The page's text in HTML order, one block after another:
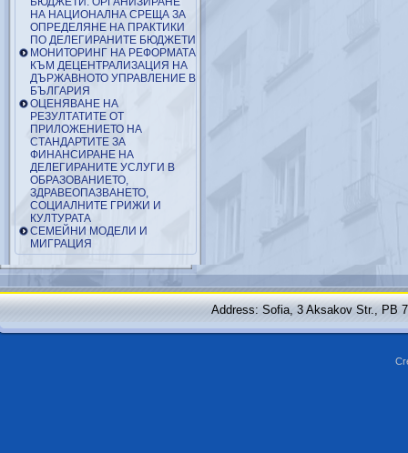
НА НАЦИОНАЛНА СРЕЩА ЗА
ОПРЕДЕЛЯНЕ НА ПРАКТИКИ
ПО ДЕЛЕГИРАНИТЕ БЮДЖЕТИ
МОНИТОРИНГ НА РЕФОРМАТА
КЪМ ДЕЦЕНТРАЛИЗАЦИЯ НА
ДЪРЖАВНОТО УПРАВЛЕНИЕ В
БЪЛГАРИЯ
ОЦЕНЯВАНЕ НА
РЕЗУЛТАТИТЕ ОТ
ПРИЛОЖЕНИЕТО НА
СТАНДАРТИТЕ ЗА
ФИНАНСИРАНЕ НА
ДЕЛЕГИРАНИТЕ УСЛУГИ В
ОБРАЗОВАНИЕТО,
ЗДРАВЕОПАЗВАНЕТО,
СОЦИАЛНИТЕ ГРИЖИ И
КУЛТУРАТА
СЕМЕЙНИ МОДЕЛИ И
МИГРАЦИЯ
Address: Sofia, 3 Aksakov Str., PB